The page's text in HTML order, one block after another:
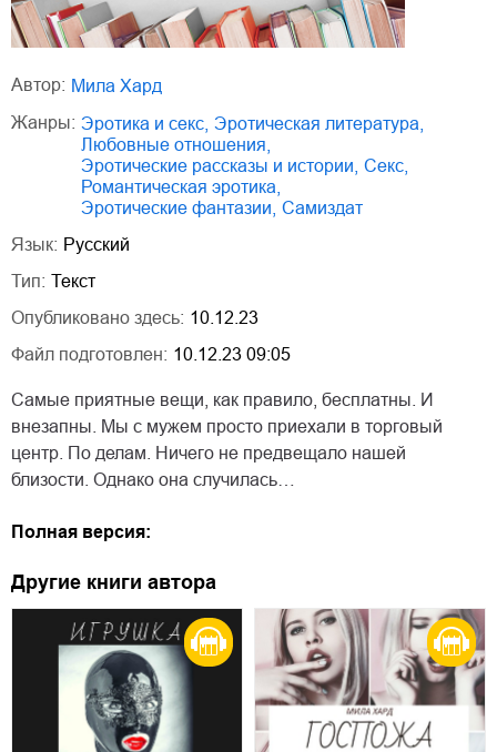
Автор:
Мила Хард
Жанры:
эротика и секс эротическая литература
любовные отношения
эротические рассказы и истории
секс
романтическая эротика
эротические фантазии
Самиздат
Язык: Русский
Тип: Текст
Опубликовано здесь: 10.12.23
Файл подготовлен: 10.12.23 09:05
Самые приятные вещи, как правило, бесплатны. И
внезапны. Мы с мужем просто приехали в торговый
центр. По делам. Ничего не предвещало нашей
близости. Однако она случилась…
Полная версия:
Другие книги автора